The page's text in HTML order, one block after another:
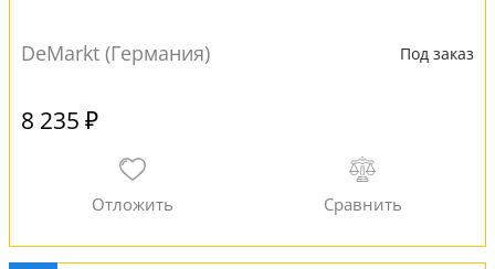
DeMarkt (Германия) Под заказ
8 235 ₽